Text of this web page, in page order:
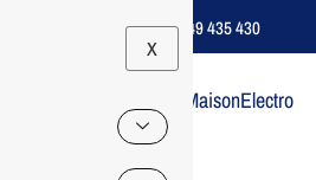
Support B2B Dédié | 06 49 435 430
X
MaisonElectro